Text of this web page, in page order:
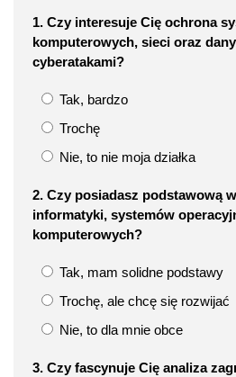
1. Czy interesuje Cię ochrona
komputerowych, sieci oraz
cyberatakami?
Tak, bardzo
Trochę
Nie, to nie moja działka
2. Czy posiadasz podstawową
informatyki, systemów
komputerowych?
Tak, mam solidne podstawy
Trochę, ale chcę się rozwijać
Nie, to dla mnie obce
3. Czy fascynuje Cię analiza